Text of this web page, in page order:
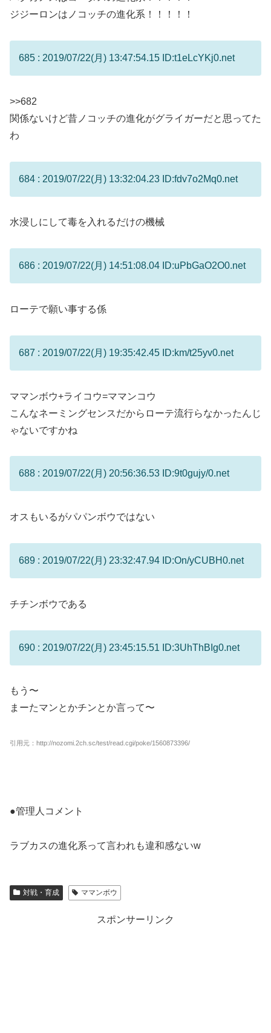
ジジーロンはノコッチの進化系！！！！！
685 : 2019/07/22(月) 13:47:54.15 ID:t1eLcYKj0.net
>>682
関係ないけど昔ノコッチの進化がグライガーだと思ってた
わ
684 : 2019/07/22(月) 13:32:04.23 ID:fdv7o2Mq0.net
水浸しにして毒を入れるだけの機械
686 : 2019/07/22(月) 14:51:08.04 ID:uPbGaO2O0.net
ローテで願い事する係
687 : 2019/07/22(月) 19:35:42.45 ID:km/t25yv0.net
ママンボウ+ライコウ=ママンコウ
こんなネーミングセンスだからローテ流行らなかったんじ
ゃないですかね
688 : 2019/07/22(月) 20:56:36.53 ID:9t0gujy/0.net
オスもいるがパパンボウではない
689 : 2019/07/22(月) 23:32:47.94 ID:On/yCUBH0.net
チチンボウである
690 : 2019/07/22(月) 23:45:15.51 ID:3UhThBIg0.net
もう〜
まーたマンとかチンとか言って〜
引用元：http://nozomi.2ch.sc/test/read.cgi/poke/1560873396/
●管理人コメント
ラブカスの進化系って言われも違和感ないw
対戦・育成 ママンボウ
スポンサーリンク